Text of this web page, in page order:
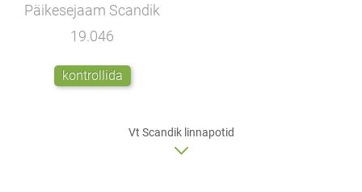
Päikesejaam Scandik
19.046
kontrollida
Vt Scandik linnapotid